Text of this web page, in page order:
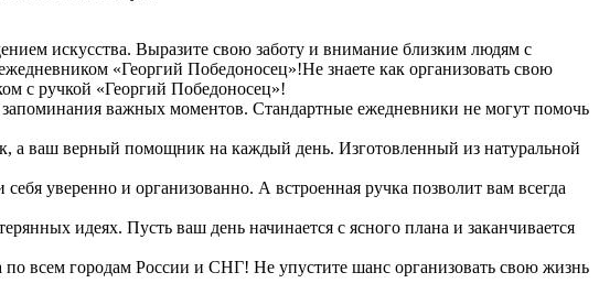
искусства. Выразите свою заботу и внимание близким людям с
«Георгий Победоносец»!Не знаете как организовать свою
с ручкой «Георгий Победоносец»!
важных моментов. Стандартные ежедневники не могут помочь
а ваш верный помощник на каждый день. Изготовленный из натуральной
уверенно и организованно. А встроенная ручка позволит вам всегда
идеях. Пусть ваш день начинается с ясного плана и заканчивается
по всем городам России и СНГ! Не упустите шанс организовать свою жизнь